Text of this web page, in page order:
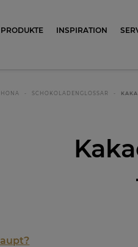
INSPIRATION
SCHOKOLADENGLOSSAR